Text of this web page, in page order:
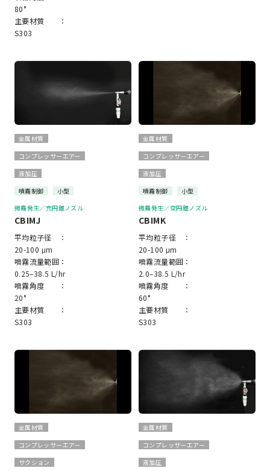
80°
主要材質 ：
S303
金属材質
コンプレッサーエアー
液加圧
噴霧制御
小型
微霧発生／充円錐ノズル
CBIMJ
平均粒子径 ：
20-100 μm
噴霧流量範囲：
0.25–38.5 L/hr
噴霧角度 ：
20°
主要材質 ：
S303
金属材質
コンプレッサーエアー
液加圧
噴霧制御
小型
微霧発生／空円錐ノズル
CBIMK
平均粒子径 ：
20-100 μm
噴霧流量範囲：
2.0–38.5 L/hr
噴霧角度 ：
60°
主要材質 ：
S303
金属材質
コンプレッサーエアー
サクション
金属材質
コンプレッサーエアー
液加圧